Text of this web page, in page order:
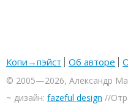
Копи→пэйст Об авторе
© 2005—2026, Александр
~ дизайн: fazeful design //